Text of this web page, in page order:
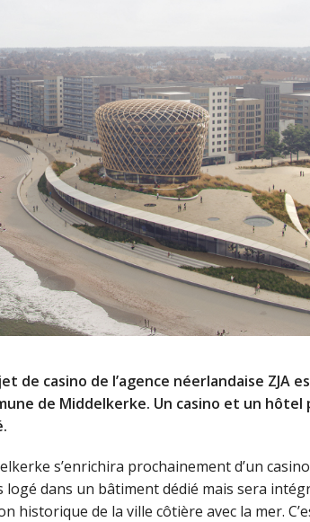
de casino de l’agence néerlandaise ZJA
de Middelkerke. Un casino et un
s’enrichira prochainement d’un
dans un bâtiment dédié mais sera
historique de la ville côtière avec la mer.